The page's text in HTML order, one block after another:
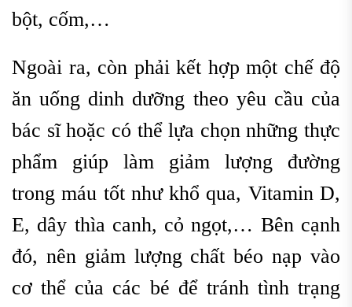
bột, cốm,…
Ngoài ra, còn phải kết hợp một chế độ
ăn uống dinh dưỡng theo yêu cầu của
bác sĩ hoặc có thể lựa chọn những thực
phẩm giúp làm giảm lượng đường
trong máu tốt như khổ qua, Vitamin D,
E, dây thìa canh, cỏ ngọt,… Bên cạnh
đó, nên giảm lượng chất béo nạp vào
cơ thể của các bé để tránh tình trạng